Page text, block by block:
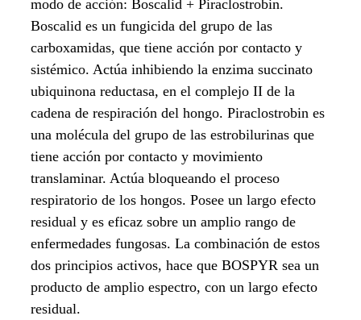
modo de acción: Boscalid + Piraclostrobin.
Boscalid es un fungicida del grupo de las
carboxamidas, que tiene acción por contacto y
sistémico. Actúa inhibiendo la enzima succinato
ubiquinona reductasa, en el complejo II de la
cadena de respiración del hongo. Piraclostrobin es
una molécula del grupo de las estrobilurinas que
tiene acción por contacto y movimiento
translaminar. Actúa bloqueando el proceso
respiratorio de los hongos. Posee un largo efecto
residual y es eficaz sobre un amplio rango de
enfermedades fungosas. La combinación de estos
dos principios activos, hace que BOSPYR sea un
producto de amplio espectro, con un largo efecto
residual.